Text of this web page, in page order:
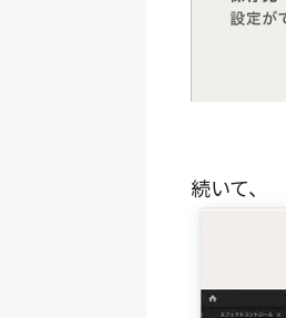
続いて、